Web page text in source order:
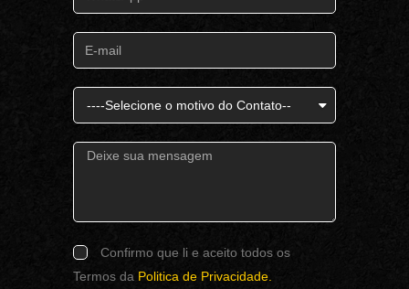
Confirmo que li e aceito todos os
Termos da Politica de Privacidade.